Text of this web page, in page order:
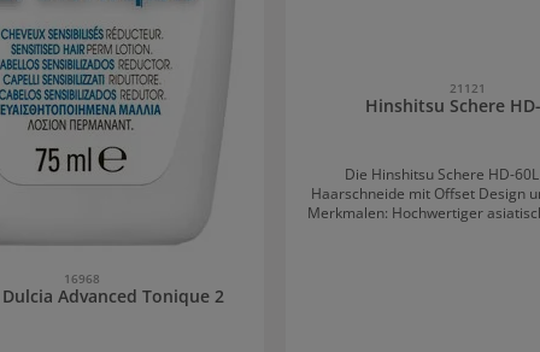
16968
Advanced Tonique 2
21121
Hinshitsu Schere
Die Hinshitsu Schere HD-
Haarschneide mit Offset Design
Merkmalen: Hochwertiger asiatischer Edelstahl